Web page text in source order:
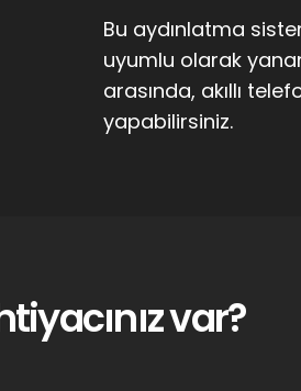
Bu aydınlatma
uyumlu olarak
arasında, akıllı
yapabilirsiniz.
var?